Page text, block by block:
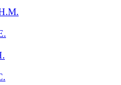
Н.М.